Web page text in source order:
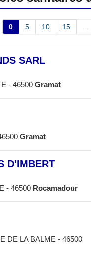
0 5 10 15 ...
SARL
- 46500 Gramat
Gramat
D'IMBERT
- 46500 Rocamadour
DE LA BALME - 46500